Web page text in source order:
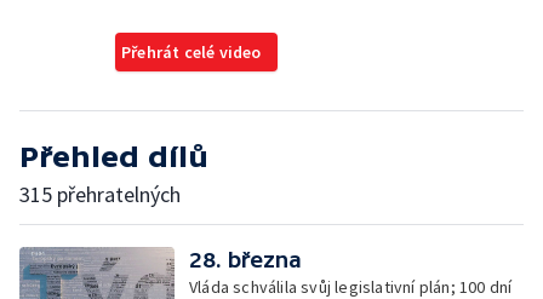
Přehrát celé video
Přehled dílů
315 přehratelných
28. března
Vláda schválila svůj legislativní plán; 100 dní